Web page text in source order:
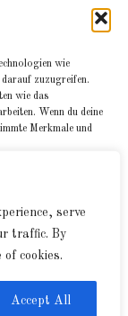
serve
traffic. By
cookies.
Accept All
wie
zuzugreifen.
wie das
Wenn du deine
Merkmale und